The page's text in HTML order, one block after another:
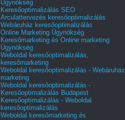
Ügynökség
Keresőoptimalizálás SEO
Arculattervezés keresőoptimalizálás
Webáruház keresőoptimalizálás
Online Marketing Ügynökség
Keresőmarketing és Online marketing
Ügynökség
Weboldal keresőoptimalizálás,
keresőmarketing
Weboldal keresőoptimalizálás - Webáruház
marketing
Weboldal keresőoptimalizálás -
Keresőoptimalizálás Budapest
Keresőoptimalizálás - Weboldal
keresőoptimalizálás
Weboldal keresőmarketing és